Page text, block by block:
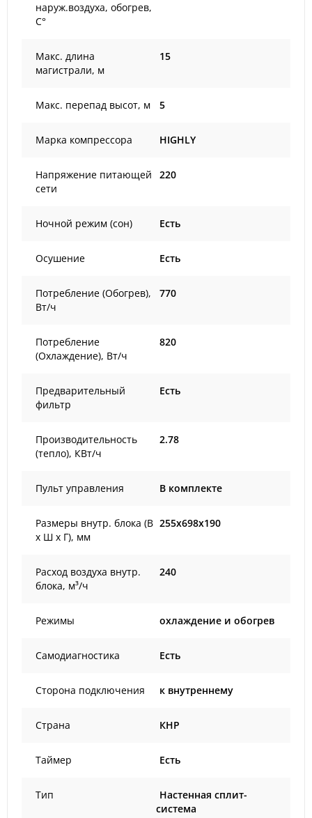
наруж.воздуха, обогрев,
С°
Макс. длина
магистрали, м
15
Макс. перепад высот, м 5
Марка компрессора HIGHLY
Напряжение питающей
сети
220
Ночной режим (сон) Есть
Осушение Есть
Потребление (Обогрев),
Вт/ч
770
Потребление
(Охлаждение), Вт/ч
820
Предварительный
фильтр
Есть
Производительность
(тепло), КВт/ч
2.78
Пульт управления В комплекте
Размеры внутр. блока (В
х Ш х Г), мм
255x698x190
Расход воздуха внутр.
блока, м³/ч
240
Режимы охлаждение и обогрев
Самодиагностика Есть
Сторона подключения к внутреннему
Страна КНР
Таймер Есть
Тип
Настенная сплит-
система